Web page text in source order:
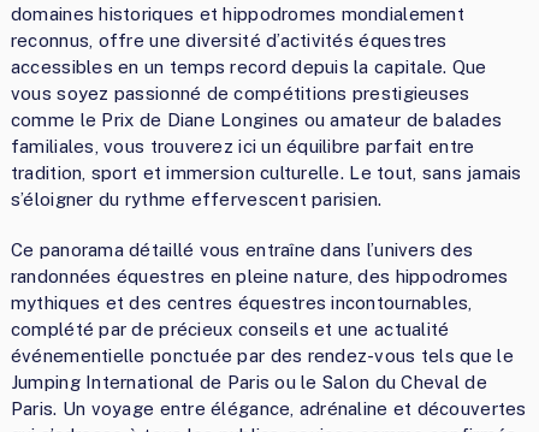
domaines historiques et hippodromes mondialement
reconnus, offre une diversité d’activités équestres
accessibles en un temps record depuis la capitale. Que
vous soyez passionné de compétitions prestigieuses
comme le Prix de Diane Longines ou amateur de balades
familiales, vous trouverez ici un équilibre parfait entre
tradition, sport et immersion culturelle. Le tout, sans jamais
s’éloigner du rythme effervescent parisien.
Ce panorama détaillé vous entraîne dans l’univers des
randonnées équestres en pleine nature, des hippodromes
mythiques et des centres équestres incontournables,
complété par de précieux conseils et une actualité
événementielle ponctuée par des rendez-vous tels que le
Jumping International de Paris ou le Salon du Cheval de
Paris. Un voyage entre élégance, adrénaline et découvertes